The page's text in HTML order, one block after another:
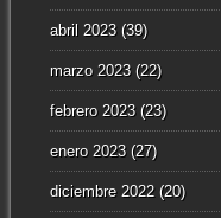
abril 2023(39)
marzo 2023(22)
febrero 2023(23)
enero 2023(27)
diciembre 2022(20)